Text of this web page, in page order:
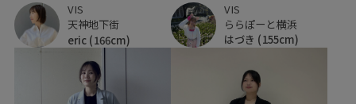
VIS
天神地下街
eric (166cm)
VIS
ららぽーと横浜
はづき (155cm)